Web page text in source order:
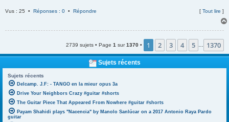
Vus : 25 • Réponses : 0 • Répondre [ Tout lire ]
2739 sujets • Page 1 sur1370 • 1 2 3 4 5 1370
Sujets récents
Sujets récents
Delcamp. J.F: - TANGO en la mieur opus 3a
Drive Your Neighbors Crazy #guitar #shorts
The Guitar Piece That Appeared From Nowhere #guitar #shorts
Payam Shahidi plays "Nacencia" by Manolo Sanlúcar on a 2017 Antonio Raya Pardo
guitar